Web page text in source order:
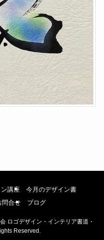
講座
今月のデザイン書
問合せ ブログ
ロゴデザイン・インテリア書道・
Reserved.